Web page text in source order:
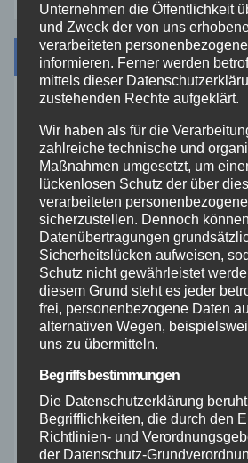
Kategorien
Allgemein
Altenkirchen
Bundespolizei
Feuerwehr
Hilfsorganisationen
Mayen-Koblenz
Neuwied
Unternehmen die Öffentlichkeit
und Zweck der von uns
verarbeiteten
informieren. Ferner werden
mittels dieser
zustehenden Rechte aufgeklärt.
Wir haben als für die
zahlreiche technische und
Maßnahmen umgesetzt, um
lückenlosen Schutz der über
verarbeiteten
sicherzustellen. Dennoch
Datenübertragungen
Sicherheitslücken aufweisen,
Schutz nicht gewährleistet
diesem Grund steht es jeder
frei, personenbezogene Daten
alternativen Wegen,
uns zu übermitteln.
Begriffsbestimmungen
Die Datenschutzerklärung
Begrifflichkeiten, die durch den
Richtlinien- und
der Datenschutz-